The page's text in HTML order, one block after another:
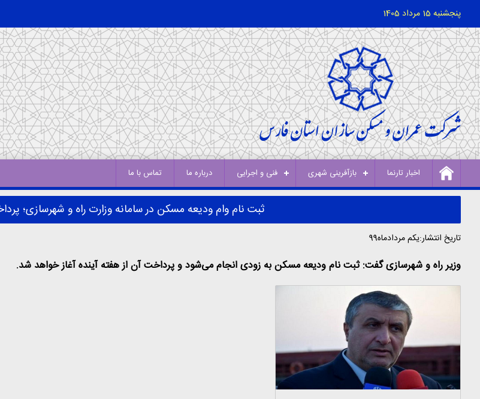
پنجشنبه 15 مرداد 1405
اخبار تارنما بازآفرینی شهری فنی و اجرایی درباره ما تماس با ما
ثبت نام وام ودیعه مسکن در سامانه وزارت راه و شهرسازی؛
تاریخ انتشار:یکم مردادماه99
وزیر راه و شهرسازی گفت: ثبت نام ودیعه مسکن به زودی انجام می‌شود و پرداخت آن از هفته آینده آغاز خواهد شد.